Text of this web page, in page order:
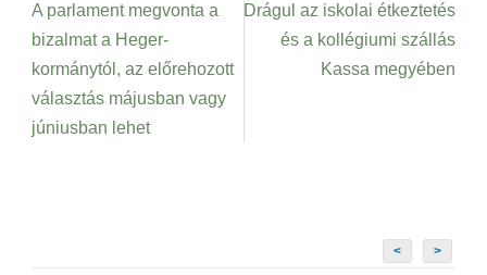
A parlament megvonta a
bizalmat a Heger-
kormánytól, az előrehozott
választás májusban vagy
júniusban lehet
Drágul az iskolai étkeztetés
és a kollégiumi szállás
Kassa megyében
< >